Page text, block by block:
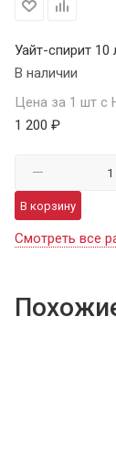
Уайт-спирит 10
В наличии
Цена за 1 шт с
1 200 ₽
В корзину
Смотреть все